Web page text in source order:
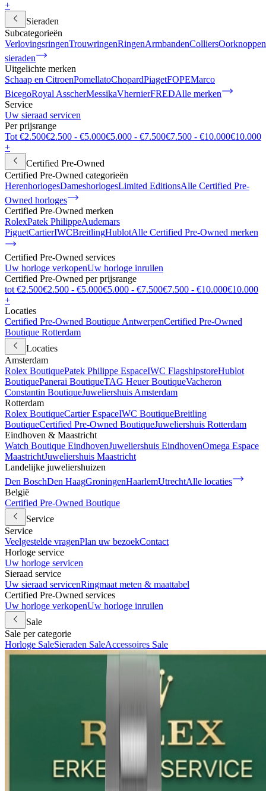
+
Sieraden
Subcategorieën
VerlovingsringenTrouwringenRingenArmbandenColliersOorknoppen
sieraden
Uitgelichte merken
Schaap en CitroenPomellatoChopardPiagetFOPEMarco
BicegoRoyal AsscherMessikaVhernierFREDAlle merken
Service
Uw sieraad servicen
Per prijsrange
Tot €2.500€2.500 - €5.000€5.000 - €7.500€7.500 - €10.000€10.000
+
Certified Pre-Owned
Certified Pre-Owned categorieën
HerenhorlogesDameshorlogesLimited EditionsAlle Certified Pre-
Owned horloges
Certified Pre-Owned merken
RolexPatek PhilippeAudemars
PiguetCartierIWCBreitlingHublotAlle Certified Pre-Owned merken
Certified Pre-Owned services
Uw horloge verkopenUw horloge inruilen
Certified Pre-Owned per prijsrange
tot €2.500€2.500 - €5.000€5.000 - €7.500€7.500 - €10.000€10.000
+
Locaties
Certified Pre-Owned Boutique AntwerpenCertified Pre-Owned
Boutique Rotterdam
Locaties
Amsterdam
Rolex BoutiquePatek Philippe EspaceIWC FlagshipstoreHublot
BoutiquePanerai BoutiqueTAG Heuer BoutiqueVacheron
Constantin BoutiqueJuweliershuis Amsterdam
Rotterdam
Rolex BoutiqueCartier EspaceIWC BoutiqueBreitling
BoutiqueCertified Pre-Owned BoutiqueJuweliershuis Rotterdam
Eindhoven & Maastricht
Watch Boutique EindhovenJuweliershuis EindhovenOmega Espace
MaastrichtJuweliershuis Maastricht
Landelijke juweliershuizen
Den BoschDen HaagGroningenHaarlemUtrechtAlle locaties
België
Certified Pre-Owned Boutique
Service
Service
Veelgestelde vragenPlan uw bezoekContact
Horloge service
Uw horloge servicen
Sieraad service
Uw sieraad servicenRingmaat meten & maattabel
Certified Pre-Owned services
Uw horloge verkopenUw horloge inruilen
Sale
Sale per categorie
Horloge SaleSieraden SaleAccessoires Sale